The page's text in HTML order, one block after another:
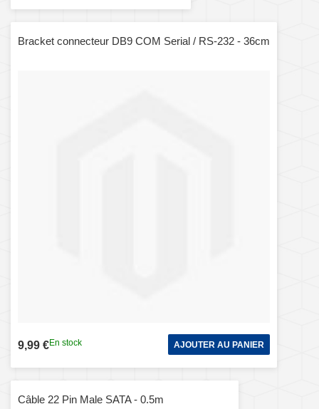
Bracket connecteur DB9 COM Serial / RS-232 - 36cm
9,99 €En stock AJOUTER AU PANIER
Câble 22 Pin Male SATA - 0.5m